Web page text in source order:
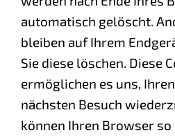
automatisch gelöscht.
bleiben auf Ihrem
Sie diese löschen. Diese
ermöglichen es uns,
nächsten Besuch
können Ihren Browser